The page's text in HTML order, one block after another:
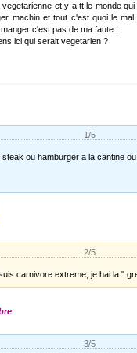
vegetarienne et y a tt le monde
machin et tout c'est quoi le
c'est pas de ma faute !
ici qui serait vegetarien ?
1/5
ou hamburger a la cantine
2/5
carnivore extreme, je hai la "
3/5